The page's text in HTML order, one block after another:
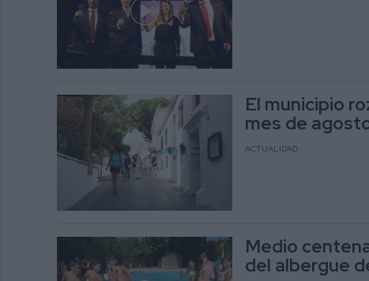
El municipio
mes de
ACTUALIDAD
Medio
del albergue